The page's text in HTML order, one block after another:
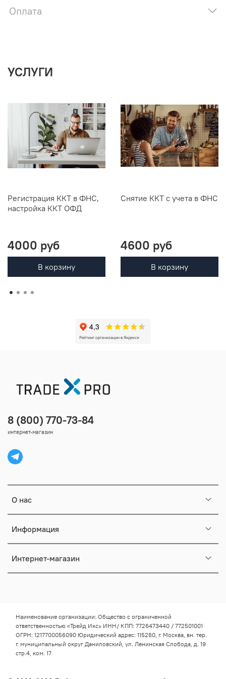
Оплата
УСЛУГИ
Регистрация ККТ в ФНС,
настройка ККТ ОФД
4000 руб
В корзину
Снятие ККТ с учета в ФНС
4600 руб
В корзину
О нас
Информация
Интернет-магазин
8 (800) 770-73-84
интернет-магазин
Наименование организации: Общество с ограниченной
ответственностью «Трейд Икс» ИНН/ КПП: 7726473440 / 772501001
ОГРН: 1217700056090 Юридический адрес: 115280, г. Москва, вн. тер.
г. муниципальный округ Даниловский, ул. Ленинская Слобода, д. 19
стр.4, ком. 17